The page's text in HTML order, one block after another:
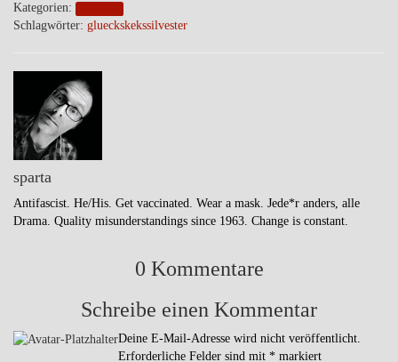
Kategorien:
Schlagwörter: glueckskekssilvester
sparta
Antifascist. He/His. Get vaccinated. Wear a mask. Jede*r anders, alle
Drama. Quality misunderstandings since 1963. Change is constant.
0 Kommentare
Schreibe einen Kommentar
Deine E-Mail-Adresse wird nicht veröffentlicht.
Erforderliche Felder sind mit * markiert